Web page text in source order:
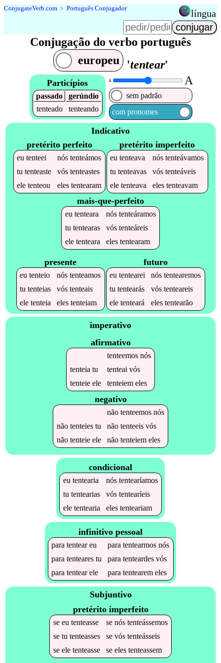
ConjugateVerb.com ﹥ Português Conjugador língua
Conjugação do verbo português
europeu
'tentear'
Particípios
passado
gerúndio
tenteado
tenteando
A A
sem padrão
com pronomes
Indicativo
pretérito perfeito
eutenteei nóstenteámos
tutenteaste vóstenteastes
eletenteou elestentearam
pretérito imperfeito
eutenteava nóstenteávamos
tutenteavas vóstenteáveis
eletenteava elestenteavam
mais-que-perfeito
eu tenteara nós tenteáramos
tu tentearas vós tenteáreis
ele tenteara eles tentearam
presente
eutenteio nóstenteamos
tutenteias vóstenteais
eletenteia elestenteiam
futuro
eutentearei nóstentearemos
tutentearás vóstenteareis
eletenteará elestentearão
imperativo
afirmativo
tenteemosnós
tenteia tu tenteai vós
tenteieele tenteiemeles
negativo
não tenteemosnós
não tenteiestu não tenteeisvós
não tenteieele não tenteiemeles
condicional
eu tentearia nós tentearíamos
tu tentearias vós tentearíeis
ele tentearia eles tenteariam
infinitivo pessoal
paratenteareu paratentearmos nós
paratenteares tu paratenteardes vós
paratentearele paratentearem eles
Subjuntivo
pretérito imperfeito
se eu tenteasse se nós tenteássemos
se tu tenteasses se vós tenteásseis
se ele tenteasse se eles tenteassem